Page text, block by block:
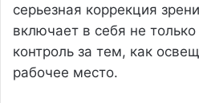
серьезная коррекция
включает в себя не
контроль за тем, как
рабочее место.